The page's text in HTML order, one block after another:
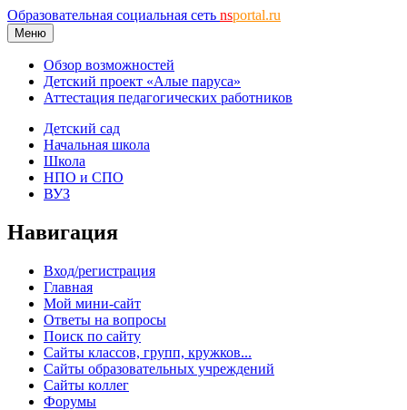
Образовательная социальная сеть nsportal.ru
Меню
Обзор возможностей
Детский проект «Алые паруса»
Аттестация педагогических работников
Детский сад
Начальная школа
Школа
НПО и СПО
ВУЗ
Навигация
Вход/регистрация
Главная
Мой мини-сайт
Ответы на вопросы
Поиск по сайту
Сайты классов, групп, кружков...
Сайты образовательных учреждений
Сайты коллег
Форумы